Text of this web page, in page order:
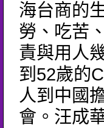
海台商的
勞、吃苦
責與用人
到52歲的
人到中國
會。汪成